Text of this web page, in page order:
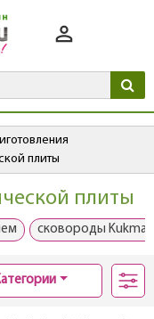
плиты
плиты
сковороды